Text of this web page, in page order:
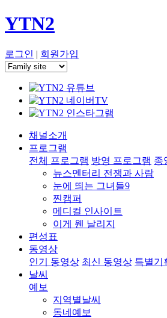
YTN2
로그인 | 회원가입
채널소개
프로그램
전체 프로그램 방영 프로그램 종
뉴스멘터리 전쟁과 사람
눈에 띄는 그녀들9
찐캠퍼
메디컬 인사이트
이게 웬 날리지
편성표
동영상
인기 동영상 최신 동영상 특별기
날씨
예보
지역별날씨
동네예보